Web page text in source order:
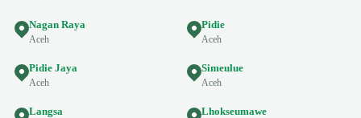
Nagan Raya
Aceh
Pidie
Aceh
Pidie Jaya
Aceh
Simeulue
Aceh
Langsa Lhokseumawe